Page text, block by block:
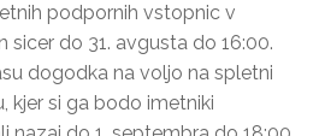
podpornih vstopnic v
sicer do 31. avgusta do 16:00.
dogodka na voljo na spletni
kjer si ga bodo imetniki